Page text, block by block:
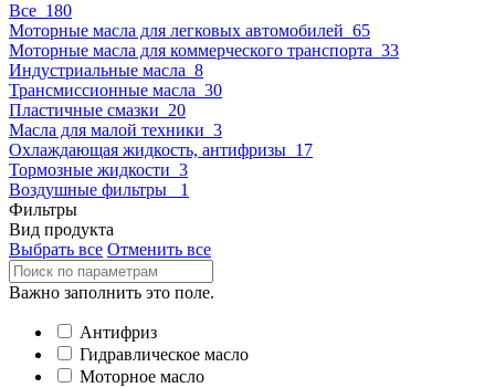
Все 180
Моторные масла для легковых автомобилей 65
Моторные масла для коммерческого транспорта 33
Индустриальные масла 8
Трансмиссионные масла 30
Пластичные смазки 20
Масла для малой техники 3
Охлаждающая жидкость, антифризы 17
Тормозные жидкости 3
Воздушные фильтры 1
Фильтры
Вид продукта
Выбрать все Отменить все
Важно заполнить это поле.
Антифриз
Гидравлическое масло
Моторное масло